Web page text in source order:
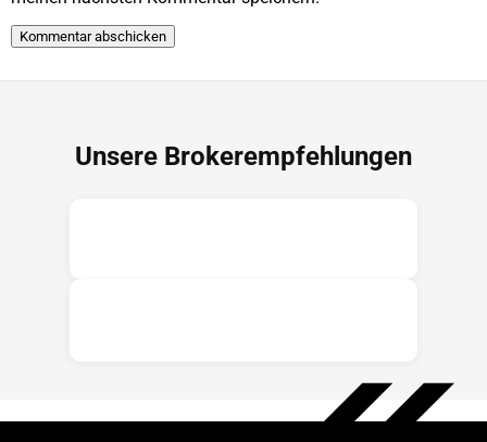
Unsere Brokerempfehlungen